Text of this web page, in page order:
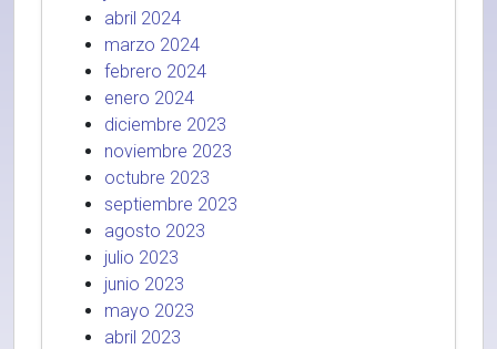
abril 2024
marzo 2024
febrero 2024
enero 2024
diciembre 2023
noviembre 2023
octubre 2023
septiembre 2023
agosto 2023
julio 2023
junio 2023
mayo 2023
abril 2023